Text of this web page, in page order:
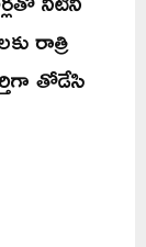
రాత్రి
తోడేసి